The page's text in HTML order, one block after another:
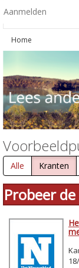
Aanmelden
Home
Alle Kranten
Probeer